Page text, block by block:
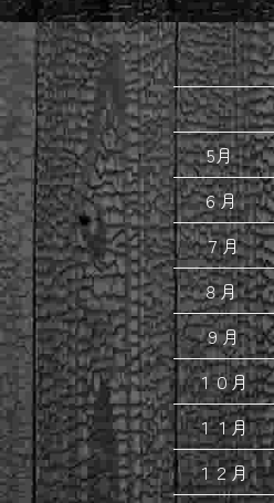
5月
６月
７月
８月
９月
１０月
１１月
１２月